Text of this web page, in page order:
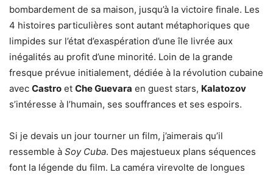
bombardement de sa maison, jusqu’à la victoire finale. Les
4 histoires particulières sont autant métaphoriques que
limpides sur l’état d’exaspération d’une île livrée aux
inégalités au profit d’une minorité. Loin de la grande
fresque prévue initialement, dédiée à la révolution cubaine
avec Castro et Che Guevara en guest stars, Kalatozov
s’intéresse à l’humain, ses souffrances et ses espoirs.
Si je devais un jour tourner un film, j’aimerais qu’il
ressemble à Soy Cuba. Des majestueux plans séquences
font la légende du film. La caméra virevolte de longues